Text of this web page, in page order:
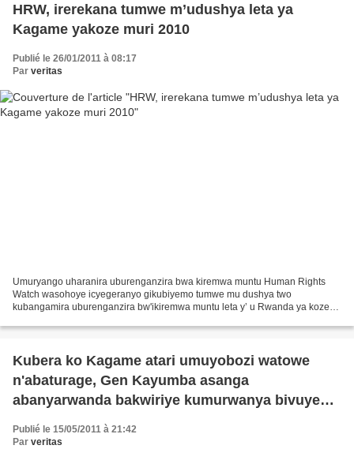
HRW, irerekana tumwe m’udushya leta ya
Kagame yakoze muri 2010
Publié le 26/01/2011 à 08:17
Par veritas
Umuryango uharanira uburenganzira bwa kiremwa muntu Human Rights
Watch wasohoye icyegeranyo gikubiyemo tumwe mu dushya two
kubangamira uburenganzira bw'ikiremwa muntu leta y’ u Rwanda ya koze
Kubera ko Kagame atari umuyobozi watowe
n'abaturage, Gen Kayumba asanga
abanyarwanda bakwiriye kumurwanya bivuye
inyuma.
Publié le 15/05/2011 à 21:42
Par veritas